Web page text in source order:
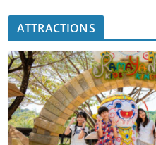
ATTRACTIONS